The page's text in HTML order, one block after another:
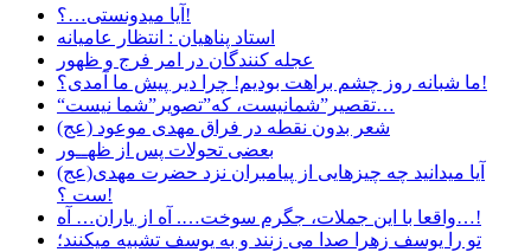
آیا میدونستی…؟!
استاد پناهیان : انتظار عامیانه
عجله کنندگان در امر فرج و ظهور
ما شبانه روز چشم براهت بودیم! چرا دیر پیش ما آمدی؟!
“تقصیر”شمانیست، که”تصویر”شما نیست…
شعر بدون نقطه در فراق مهدی موعود (عج)
بعضی تحولات پس از ظهــور
آیا میدانید چه چیزهایی از پیامبران نزد حضرت مهدی(عج)
ست ؟!
واقعا با این جملات، جگرم سوخت…. آه از یاران… آه…!
تو را یوسف زهرا صدا می زنند و به یوسف تشبیه میکنند؛